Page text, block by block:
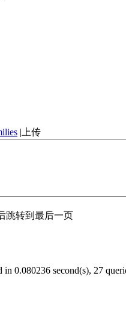
| 上传
跳转到最后一页
in 0.080236 second(s), 27